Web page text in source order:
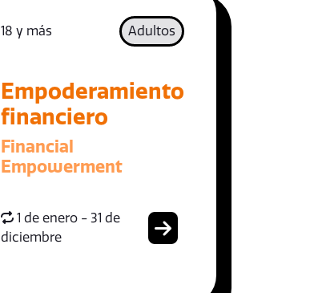
18 y más Adultos
Empoderamiento
financiero
Financial
Empowerment
1 de enero - 31 de
diciembre